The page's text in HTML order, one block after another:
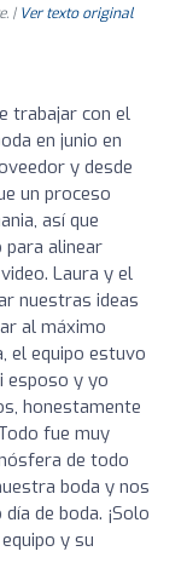
| Ver texto original
trabajar con el
en junio en
y desde
un proceso
así que
para alinear
Laura y el
nuestras ideas
al máximo
el equipo estuvo
esposo y yo
honestamente
fue muy
de todo
boda y nos
de boda. ¡Solo
y su